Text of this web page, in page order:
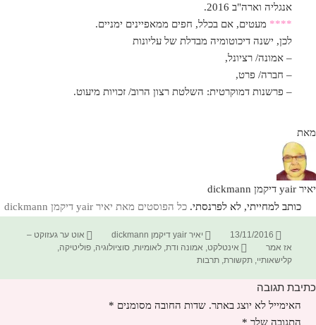
אנגליה וארה"ב 2016.
**** מעטים, אם בכלל, חפים ממאפיינים ימניים.
לכן, ישנה דיכוטומיה מבדלת של עליונות
– אמונה/ רציונל,
– חברה/ פרט,
– פרשנות דמוקרטית: השלטת רצון הרוב/ זכויות מיעוט.
מאת
יאיר yair דיקמן dickmann
כותב למחייתי, לא לפרנסתי. כל הפוסטים מאת יאיר yair דיקמן dickmann‏
פורסם
בתאריך
13/11/2016 מחבר
יאיר yair דיקמן dickmann קטגוריות
אוט ער געזוקט –
אז אמר
תגיות
אינטלקט, אמונה ודת,לאומיות,סוציולוגיה,פוליטיקה,
קלישאותיי,תקשורת,תרבות
כתיבת תגובה
האימייל לא יוצג באתר. שדות החובה מסומנים *
התגובה שלך *